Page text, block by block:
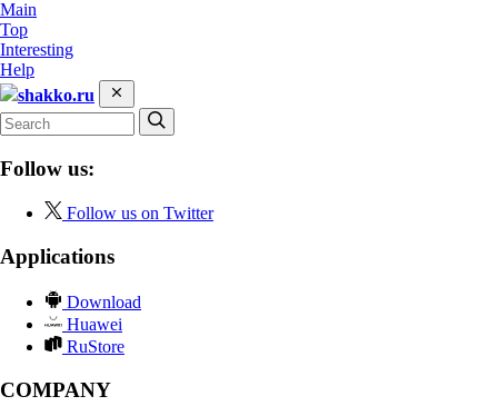
Main
Top
Interesting
Help
shakko.ru
Follow us:
Follow us on Twitter
Applications
Download
Huawei
RuStore
COMPANY